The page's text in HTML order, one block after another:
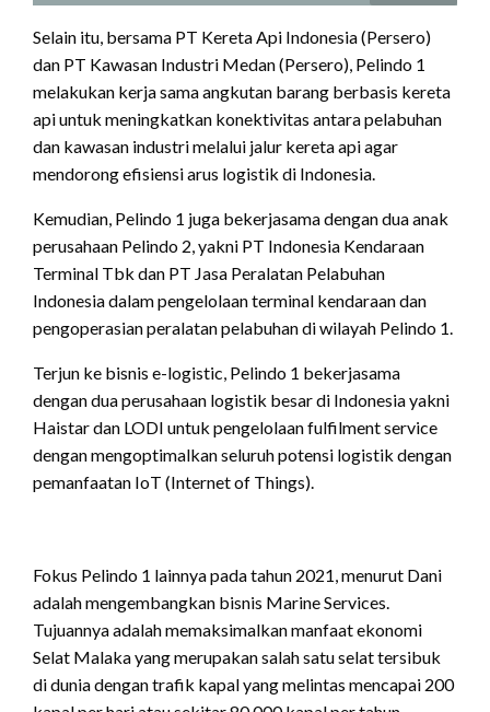
Selain itu, bersama PT Kereta Api Indonesia (Persero)
dan PT Kawasan Industri Medan (Persero), Pelindo 1
melakukan kerja sama angkutan barang berbasis kereta
api untuk meningkatkan konektivitas antara pelabuhan
dan kawasan industri melalui jalur kereta api agar
mendorong efisiensi arus logistik di Indonesia.
Kemudian, Pelindo 1 juga bekerjasama dengan dua anak
perusahaan Pelindo 2, yakni PT Indonesia Kendaraan
Terminal Tbk dan PT Jasa Peralatan Pelabuhan
Indonesia dalam pengelolaan terminal kendaraan dan
pengoperasian peralatan pelabuhan di wilayah Pelindo 1.
Terjun ke bisnis e-logistic, Pelindo 1 bekerjasama
dengan dua perusahaan logistik besar di Indonesia yakni
Haistar dan LODI untuk pengelolaan fulfilment service
dengan mengoptimalkan seluruh potensi logistik dengan
pemanfaatan IoT (Internet of Things).
Fokus Pelindo 1 lainnya pada tahun 2021, menurut Dani
adalah mengembangkan bisnis Marine Services.
Tujuannya adalah memaksimalkan manfaat ekonomi
Selat Malaka yang merupakan salah satu selat tersibuk
di dunia dengan trafik kapal yang melintas mencapai 200